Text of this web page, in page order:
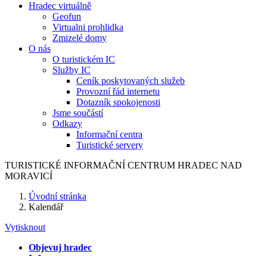
Hradec virtuálně
Geofun
Virtualni prohlidka
Zmizelé domy
O nás
O turistickém IC
Služby IC
Ceník poskytovaných služeb
Provozní řád internetu
Dotazník spokojenosti
Jsme součástí
Odkazy
Informační centra
Turistické servery
TURISTICKÉ INFORMAČNÍ CENTRUM HRADEC NAD
MORAVICÍ
Úvodní stránka
Kalendář
Vytisknout
Objevuj hradec